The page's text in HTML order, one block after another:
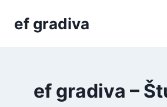
ef gradiva
ef gradiva –